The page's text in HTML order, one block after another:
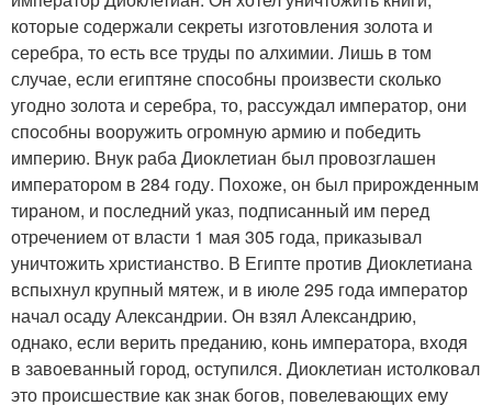
которые содержали секреты изготовления золота и
серебра, то есть все труды по алхимии. Лишь в том
случае, если египтяне способны произвести сколько
угодно золота и серебра, то, рассуждал император, они
способны вооружить огромную армию и победить
империю. Внук раба Диоклетиан был провозглашен
императором в 284 году. Похоже, он был прирожденным
тираном, и последний указ, подписанный им перед
отречением от власти 1 мая 305 года, приказывал
уничтожить христианство. В Египте против Диоклетиана
вспыхнул крупный мятеж, и в июле 295 года император
начал осаду Александрии. Он взял Александрию,
однако, если верить преданию, конь императора, входя
в завоеванный город, оступился. Диоклетиан истолковал
это происшествие как знак богов, повелевающих ему